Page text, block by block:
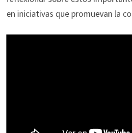
en iniciativas que promuevan la